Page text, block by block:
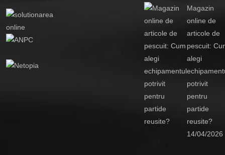
Magazin
online de
articole de
pescuit:
alegi
potrivit
pentru
partide
reusite?
14/04/2026